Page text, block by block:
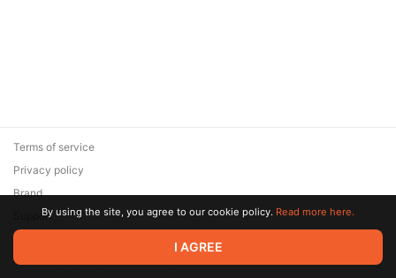
© 2026 Zaya Solutions Limited. All rights reserved. All trademarks
are the property of their respective owners.
Terms of service
Privacy policy
Brand
SupportBy using the site, you agree to our cookie policy. Read more here.
I AGREE